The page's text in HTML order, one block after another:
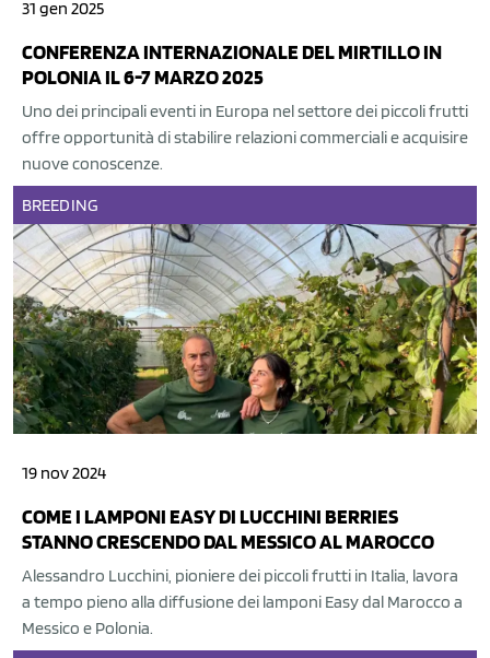
31 gen 2025
CONFERENZA INTERNAZIONALE DEL MIRTILLO IN
POLONIA IL 6-7 MARZO 2025
Uno dei principali eventi in Europa nel settore dei piccoli frutti
offre opportunità di stabilire relazioni commerciali e acquisire
nuove conoscenze.
BREEDING
19 nov 2024
COME I LAMPONI EASY DI LUCCHINI BERRIES
STANNO CRESCENDO DAL MESSICO AL MAROCCO
Alessandro Lucchini, pioniere dei piccoli frutti in Italia, lavora
a tempo pieno alla diffusione dei lamponi Easy dal Marocco a
Messico e Polonia.